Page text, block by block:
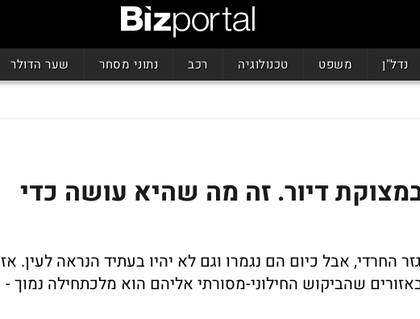
נדל"ן משפט טכנולוגיה רכב נתוני מסחר שער הדולר
דיור. זה מה שהיא עושה כדי
החרדי, אבל כיום הם נגמרו וגם לא יהיו בעתיד הנראה לעין. אז
שהביקוש החילוני-מסורתי אליהם הוא מלכתחילה נמוך -